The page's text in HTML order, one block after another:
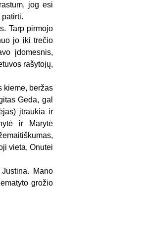
jog esi
Tarp pirmojo
jo iki trečio
įdomesnis,
rašytojų,
kieme, beržas
Geda, gal
įtraukia ir
ir Marytė
vieta, Onutei
Mano
grožio